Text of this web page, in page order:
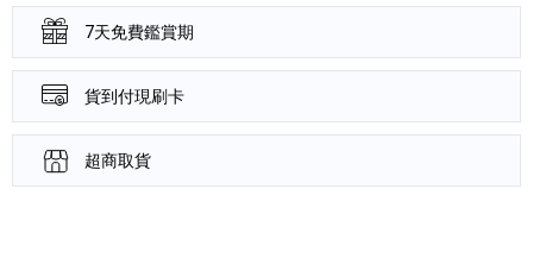
7天免費鑑賞期
貨到付現刷卡
超商取貨